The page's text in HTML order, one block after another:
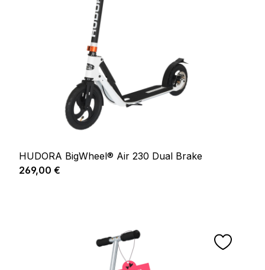
HUDORA BigWheel® Air 230 Dual Brake
Regulärer Preis:
269,00 €